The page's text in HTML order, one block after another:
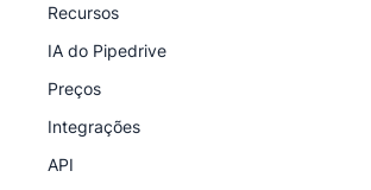
Recursos
IA do Pipedrive
Preços
Integrações
API